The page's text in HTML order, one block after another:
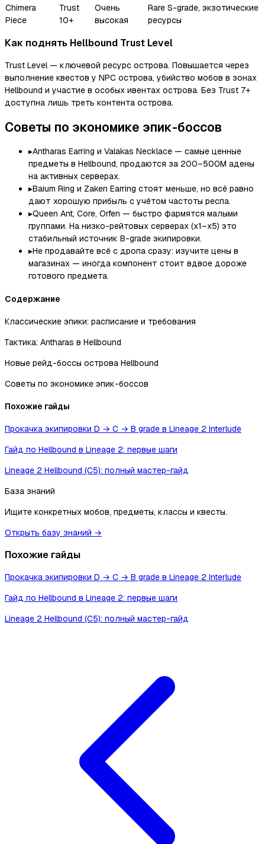
Chimera
Piece
Trust
10+
Очень
высокая
Rare S-grade, экзотические
ресурсы
Как поднять Hellbound Trust Level
Trust Level — ключевой ресурс острова. Повышается через
выполнение квестов у NPC острова, убийство мобов в зонах
Hellbound и участие в особых ивентах острова. Без Trust 7+
доступна лишь треть контента острова.
Советы по экономике эпик-боссов
▸Antharas Earring и Valakas Necklace — самые ценные
предметы в Hellbound, продаются за 200–500M адены
на активных серверах.
▸Baium Ring и Zaken Earring стоят меньше, но всё равно
дают хорошую прибыль с учётом частоты респа.
▸Queen Ant, Core, Orfen — быстро фармятся малыми
группами. На низко-рейтовых серверах (x1–x5) это
стабильный источник B-grade экипировки.
▸Не продавайте всё с дропа сразу: изучите цены в
магазинах — иногда компонент стоит вдвое дороже
готового предмета.
Содержание
Классические эпики: расписание и требования
Тактика: Antharas в Hellbound
Новые рейд-боссы острова Hellbound
Советы по экономике эпик-боссов
Похожие гайды
Прокачка экипировки D → C → B grade в Lineage 2 Interlude
Гайд по Hellbound в Lineage 2: первые шаги
Lineage 2 Hellbound (C5): полный мастер-гайд
База знаний
Ищите конкретных мобов, предметы, классы и квесты.
Открыть базу знаний →
Похожие гайды
Прокачка экипировки D → C → B grade в Lineage 2 Interlude
Гайд по Hellbound в Lineage 2: первые шаги
Lineage 2 Hellbound (C5): полный мастер-гайд